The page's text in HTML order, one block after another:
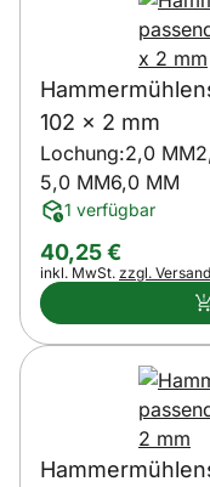
102 x 2 mm
Lochung:2,0 MM
5,0 MM6,0 MM
1 verfügbar
40,25€
Steuerhinweis:
inkl. MwSt. zzgl.